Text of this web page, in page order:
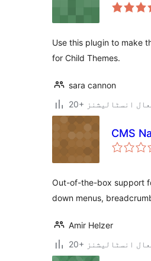
Use this plugin to make
for Child Themes.
sara cannon
فعال انسٹالیشنز
CMS
Out-of-the-box support
down menus,
Amir Helzer
فعال انسٹالیشنز